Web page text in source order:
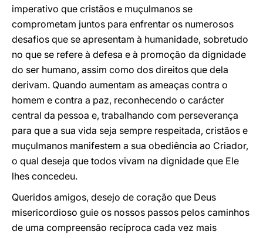
imperativo que cristãos e muçulmanos se
comprometam juntos para enfrentar os numerosos
desafios que se apresentam à humanidade, sobretudo
no que se refere à defesa e à promoção da dignidade
do ser humano, assim como dos direitos que dela
derivam. Quando aumentam as ameaças contra o
homem e contra a paz, reconhecendo o carácter
central da pessoa e, trabalhando com perseverança
para que a sua vida seja sempre respeitada, cristãos e
muçulmanos manifestem a sua obediência ao Criador,
o qual deseja que todos vivam na dignidade que Ele
lhes concedeu.
Queridos amigos, desejo de coração que Deus
misericordioso guie os nossos passos pelos caminhos
de uma compreensão recíproca cada vez mais